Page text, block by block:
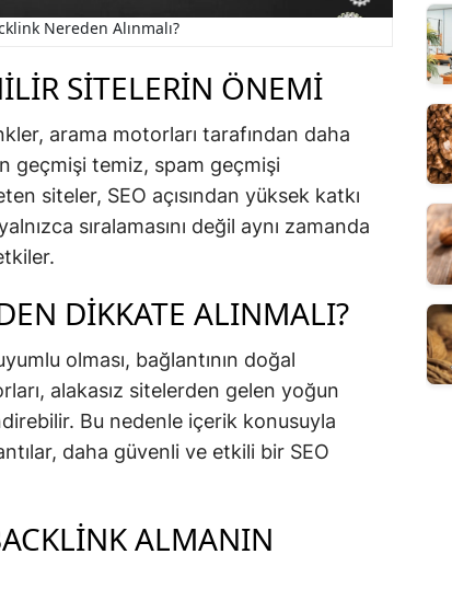
Nereden Alınmalı?
SITELERIN ÖNEMI
arama motorları tarafından daha
geçmişi temiz, spam geçmişi
siteler, SEO açısından yüksek katkı
sıralamasını değil aynı zamanda
DIKKATE ALINMALI?
olması, bağlantının doğal
alakasız sitelerden gelen yoğun
Bu nedenle içerik konusuyla
daha güvenli ve etkili bir SEO
ALMANIN